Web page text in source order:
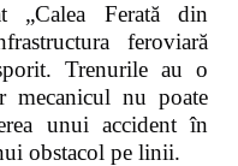
„Calea Ferată din
feroviară
Trenurile au o
mecanicul nu poate
unui accident în
obstacol pe linii.